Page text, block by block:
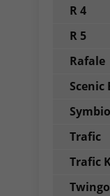
R 4
R 5
Rafale
Scenic
Trafic
Trafic
Twingo